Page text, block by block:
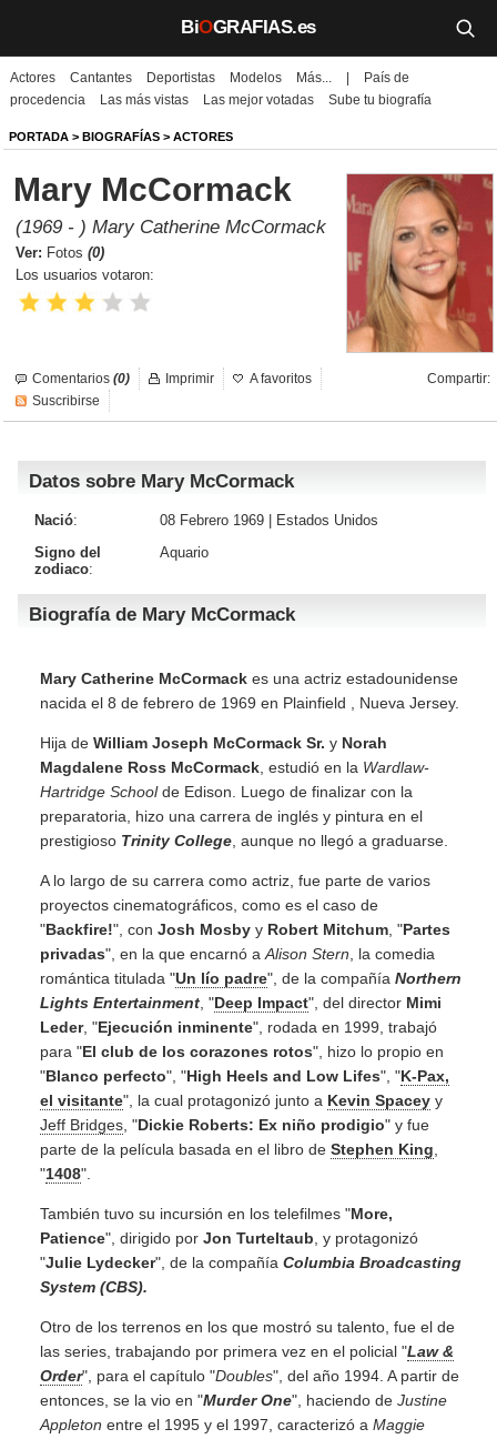
BiOGRAFIAS.es
Biografías
Películas
TV
Música
Un día como hoy
Galerías
Iniciar sesión
Actores Cantantes Deportistas Modelos Más...
País de
procedencia
Las más vistas Las mejor votadas Sube tu biografía
PORTADA > BIOGRAFÍAS > ACTORES
Mary McCormack
(1969 - ) Mary Catherine McCormack
Ver: Fotos (0)
Los usuarios votaron:
Comentarios (0) Compartir:
Imprimir
A favoritos
Suscribirse
Datos sobre Mary McCormack
Nació: 08 Febrero 1969 |
Estados Unidos
Signo del
zodiaco:
Aquario
Biografía de Mary McCormack
Mary Catherine McCormack es una actriz estadounidense
nacida el 8 de febrero de 1969 en Plainfield , Nueva Jersey.
Hija de William Joseph McCormack Sr. y Norah
Magdalene Ross McCormack , estudió en la Wardlaw-
Hartridge Schoolde Edison. Luego de finalizar con la
preparatoria, hizo una carrera de inglés y pintura en el
prestigioso Trinity College , aunque no llegó a graduarse.
A lo largo de su carrera como actriz, fue parte de varios
proyectos cinematográficos, como es el caso de
"Backfire!", con Josh Mosby y Robert Mitchum , "Partes
privadas", en la que encarnó a Alison Stern , la comedia
romántica titulada "Un lío padre", de la compañía Northern
Lights Entertainment , "Deep Impact", del director Mimi
Leder, "Ejecución inminente", rodada en 1999, trabajó
para "El club de los corazones rotos", hizo lo propio en
"Blanco perfecto", "High Heels and Low Lifes", "K-Pax,
el visitante", la cual protagonizó junto a Kevin Spacey y
Jeff Bridges , "Dickie Roberts: Ex niño prodigio" y fue
parte de la película basada en el libro de Stephen King
"1408".
También tuvo su incursión en los telefilmes "More,
Patience", dirigido por Jon Turteltaub , y protagonizó
"Julie Lydecker", de la compañía Columbia Broadcasting
System (CBS).
Otro de los terrenos en los que mostró su talento, fue el de
las series, trabajando por primera vez en el policial "Law &
Order", para el capítulo "Doubles", del año 1994. A partir de
entonces, se la vio en "Murder One", haciendo de Justine
Appleton entre el 1995 y el 1997, caracterizó a Maggie